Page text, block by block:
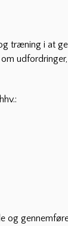
træning i at
og